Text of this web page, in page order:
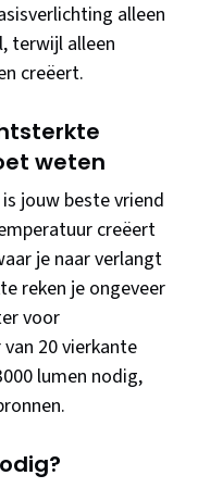
alleen
terwijl alleen
creëert.
weten
jouw beste vriend
creëert
je naar verlangt
reken je ongeveer
voor
20 vierkante
lumen nodig,